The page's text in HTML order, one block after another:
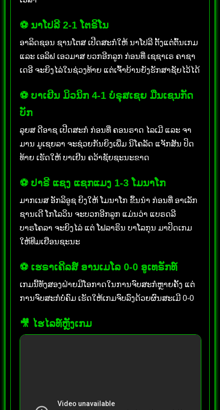
⚽ ນາໂປລີ 2-1 ໂຕຣິໂນ
ອາລິດຊອນ ຊານໂຕສ ເປີດສະກໍໃຫ້ ນາໂປລີ ຕັ້ງແຕ່ຕົ້ນເກມ
ແລະ ເອລິຟ ເອວມາສ ບວກອີກລູກ ກ່ອນທີ່ ເຊຊາເຣ ຄາຊາ
ເດອີ ຈະຍິງໄລ່ໃນຊ່ວງທ້າຍ ແຕ່ເຈົ້າບ້ານຍັງຮັກສາຊັຍໄວ້ໄດ້
⚽ ບາເຢີນ ມິວນິກ 4-1 ບໍຣຸສເຊຍ ມືນເຊນກັດ
ບັກ
ລຸຍສ ດີອາຊ ເປີດສະກໍ ກ່ອນທີ່ ຄອນຣາດ ໄລເມີ ແລະ ຈາ
ມານ ມູເຊຍລາ ຈະຊ່ວຍກັນຍິງເພີ່ມ ນິໂຄລັດ ແຈັກສັນ ປິດ
ທ້າຍ ເຮັດໃຫ້ ບາເຢີນ ຄວ້າຊັຍຊະນະຂາດ
⚽ ປາຣີ ແຊງ ແຊກແມງ 1-3 ໂມນາໂກ
ມາກເນສ ອັກລິອູຊ ຍິງໃຫ້ ໂມນາໂກ ຂຶ້ນນຳ ກ່ອນທີ່ ອາເລັກ
ຊານເດີ ໂກໂລວິນ ຈະບວກອີກລູກ ແມ່ນວ່າ ແບຣດລີ
ບາຣໂຄລາ ຈະຍິງໄລ່ ແຕ່ ໂຟລາຣິນ ບາໂລກຸນ ມາປິດເກມ
ໃຫ້ທີມເຢືອນຊະນະ
⚽ ເຮຣາເຄີລສ໌ ອານເມໂລ 0-0 ອູເທຣັກທ໌
ເກມນີ້ທັງສອງຝ່າຍມີໂອກາດໃນການຈົບສະກໍຫຼາຍຄັ້ງ ແຕ່
ການຈົບສະກໍບໍ່ຄົມ ເຮັດໃຫ້ເກມຈົບລົງດ້ວຍຜົນສະເມີ 0-0
🎥 ໄຮໄລທ໌ຫຼັງເກມ